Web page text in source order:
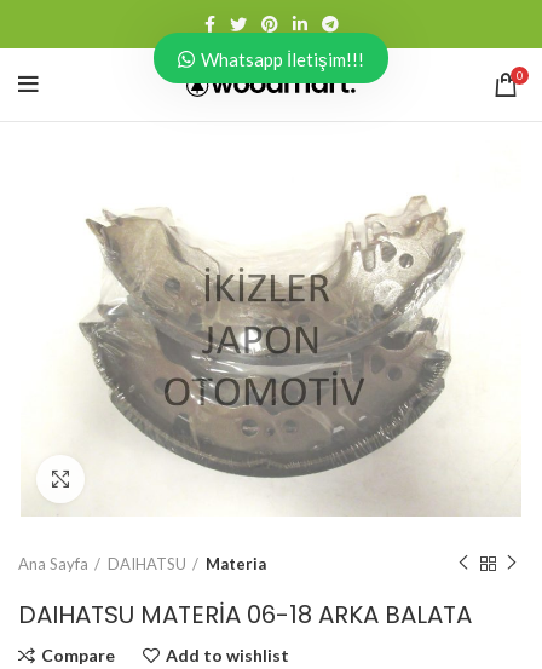
0
Ana Sayfa DAIHATSU Materia
DAIHATSU MATERİA 06-18 ARKA BALATA
Compare Add to wishlist
Whatsapp İletişim!!!